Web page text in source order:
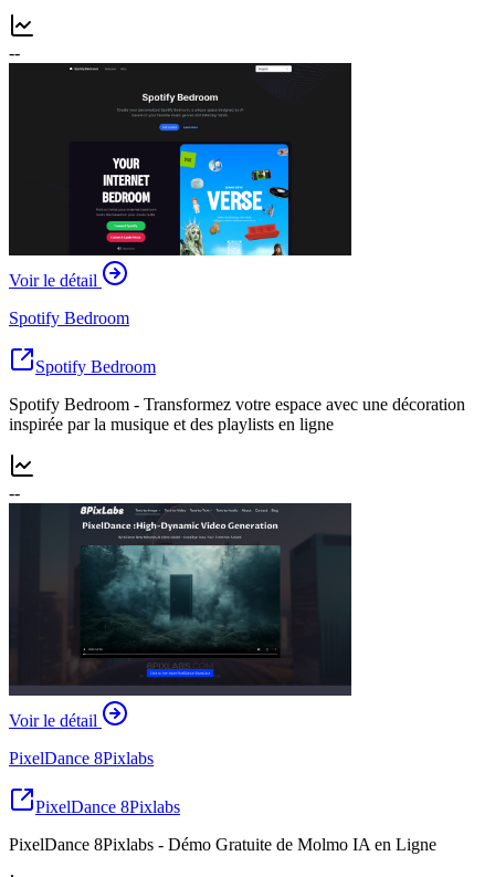
--
Voir le détail
Spotify Bedroom
Spotify Bedroom
Spotify Bedroom - Transformez votre espace avec une décoration
inspirée par la musique et des playlists en ligne
--
Voir le détail
PixelDance 8Pixlabs
PixelDance 8Pixlabs
PixelDance 8Pixlabs - Démo Gratuite de Molmo IA en Ligne